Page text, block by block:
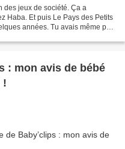
des jeux de société. Ça a
Haba. Et puis Le Pays des Petits
années. Tu avais même pu
: mon avis de bébé
!